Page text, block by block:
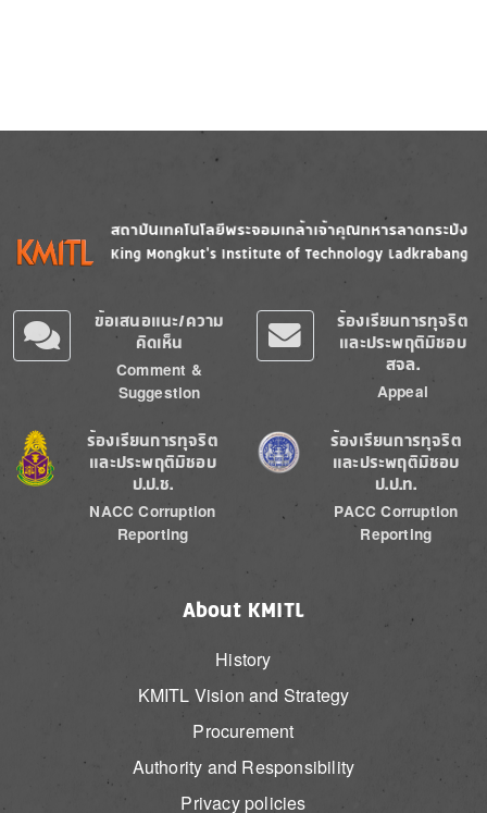
Image
ข้อเสนอแนะ/ความ
คิดเห็น
Comment &
Suggestion
ร้องเรียนการทุจริต
และประพฤติมิชอบ
สจล.
Appeal
Image
ร้องเรียนการทุจริต
และประพฤติมิชอบ
ป.ป.ช.
NACC Corruption
Reporting
Image
ร้องเรียนการทุจริต
และประพฤติมิชอบ
ป.ป.ท.
PACC Corruption
Reporting
About KMITL
History
KMITL Vision and Strategy
Procurement
Authority and Responsibility
Privacy policies